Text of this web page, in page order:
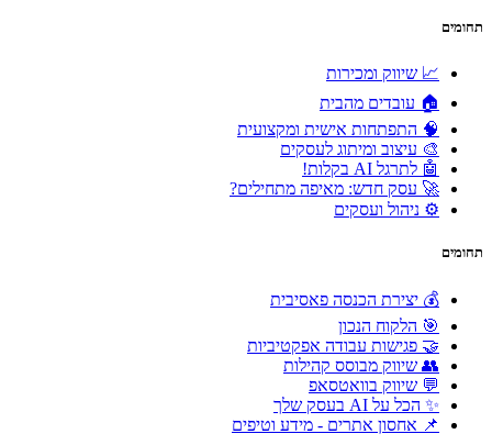
תחומים
📈 שיווק ומכירות
🏠 עובדים מהבית
🧠 התפתחות אישית ומקצועית
🎨 עיצוב ומיתוג לעסקים
🤖 לתרגל AI בקלות!
🚀 עסק חדש: מאיפה מתחילים?
⚙️ ניהול ועסקים
תחומים
💰 יצירת הכנסה פאסיבית
🎯 הלקוח הנכון
🤝 פגישות עבודה אפקטיביות
👥 שיווק מבוסס קהילות
💬 שיווק בוואטסאפ
✨ הכל על AI בעסק שלך
📌 אחסון אתרים - מידע וטיפים